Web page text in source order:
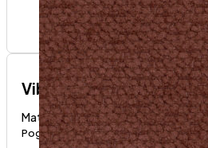
Vibe
Materijali i boje
Pogledaj proizvod